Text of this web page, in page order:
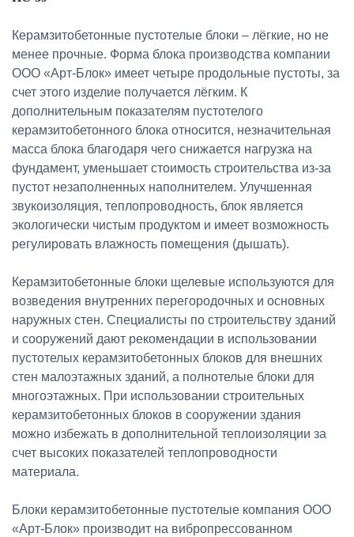
Керамзитобетонные пустотелые блоки – лёгкие, но не
менее прочные. Форма блока производства компании
ООО «Арт-Блок» имеет четыре продольные пустоты, за
счет этого изделие получается лёгким. К
дополнительным показателям пустотелого
керамзитобетонного блока относится, незначительная
масса блока благодаря чего снижается нагрузка на
фундамент, уменьшает стоимость строительства из-за
пустот незаполненных наполнителем. Улучшенная
звукоизоляция, теплопроводность, блок является
экологически чистым продуктом и имеет возможность
регулировать влажность помещения (дышать).
Керамзитобетонные блоки щелевые используются для
возведения внутренних перегородочных и основных
наружных стен. Специалисты по строительству зданий
и сооружений дают рекомендации в использовании
пустотелых керамзитобетонных блоков для внешних
стен малоэтажных зданий, а полнотелые блоки для
многоэтажных. При использовании строительных
керамзитобетонных блоков в сооружении здания
можно избежать в дополнительной теплоизоляции за
счет высоких показателей теплопроводности
материала.
Блоки керамзитобетонные пустотелые компания ООО
«Арт-Блок» производит на вибропрессованном